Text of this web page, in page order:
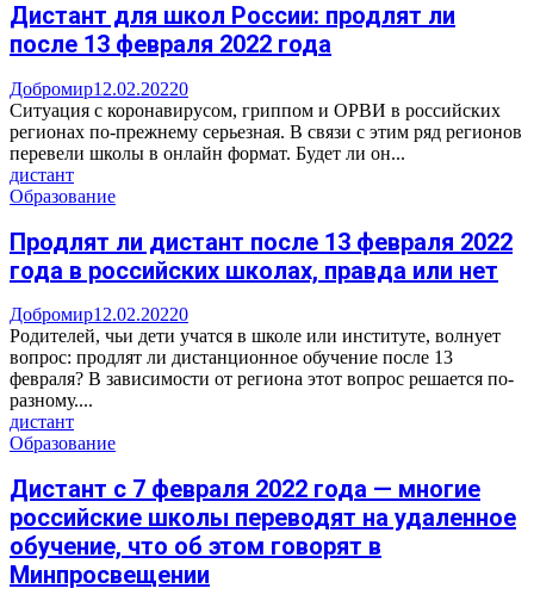
Дистант для школ России: продлят ли
после 13 февраля 2022 года
Добромир12.02.20220
Ситуация с коронавирусом, гриппом и ОРВИ в российских
регионах по-прежнему серьезная. В связи с этим ряд регионов
перевели школы в онлайн формат. Будет ли он...
дистант
Образование
Продлят ли дистант после 13 февраля 2022
года в российских школах, правда или нет
Добромир12.02.20220
Родителей, чьи дети учатся в школе или институте, волнует
вопрос: продлят ли дистанционное обучение после 13
февраля? В зависимости от региона этот вопрос решается по-
разному....
дистант
Образование
Дистант с 7 февраля 2022 года — многие
российские школы переводят на удаленное
обучение, что об этом говорят в
Минпросвещении